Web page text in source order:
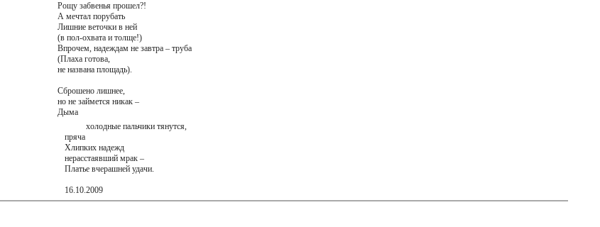
Рощу забвенья прошел?!
А мечтал порубать
Лишние веточки в ней
(в пол-охвата и толще!)
Впрочем, надеждам не завтра – труба
(Плаха готова,
не названа площадь).
Сброшено лишнее,
но не займется никак –
Дыма
холодные пальчики тянутся,
пряча
Хлипких надежд
нерасстаявший мрак –
Платье вчерашней удачи.
16.10.2009